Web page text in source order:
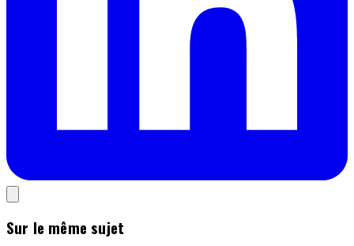
Sur le même sujet